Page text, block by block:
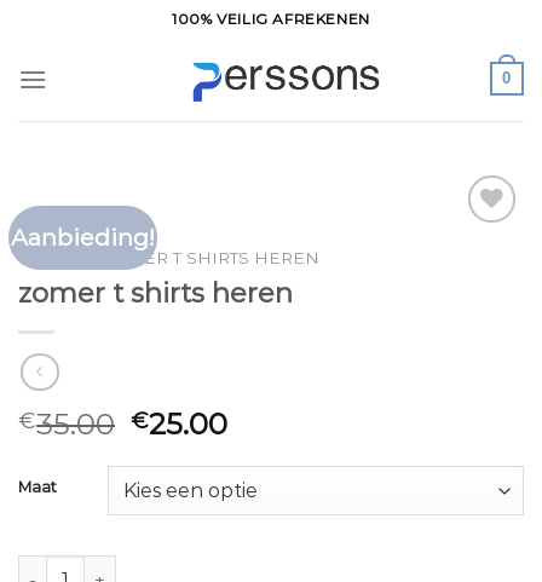
inhoud
100% VEILIG AFREKENEN
0
Aanbieding!
HOME ZOMER T SHIRTS HEREN
zomer t shirts heren
€35.00 €25.00
Maat
zomer t shirts heren aantal